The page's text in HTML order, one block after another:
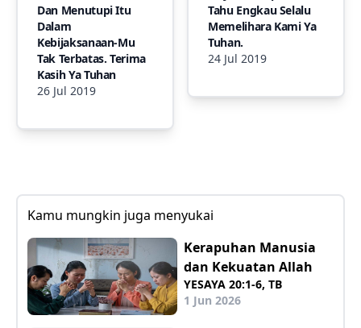
Dan Menutupi Itu
Dalam
Kebijaksanaan-Mu
Tak Terbatas. Terima
Kasih Ya Tuhan
26 Jul 2019
Tahu Engkau Selalu
Memelihara Kami Ya
Tuhan.
24 Jul 2019
Kamu mungkin juga menyukai
Kerapuhan Manusia
dan Kekuatan Allah
YESAYA 20:1-6, TB
1 Jun 2026